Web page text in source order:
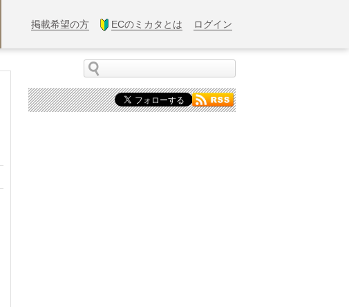
掲載希望の方 ECのミカタとは ログイン